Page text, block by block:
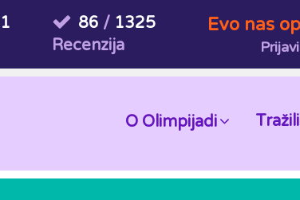
86 / 1325
Recenzija
Evo nas
O Olimpijadi